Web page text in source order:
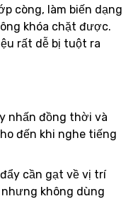
còng, làm biến dạng
khóa chặt được.
rất dễ bị tuột ra
nhấn đồng thời và
đến khi nghe tiếng
cần gạt về vị trí
không dùng